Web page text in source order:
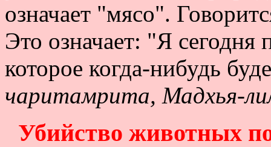
означает "мясо".
Это означает: "Я
которое когда-нибудь
чаритамрита, Мадхья-
Убийство животных